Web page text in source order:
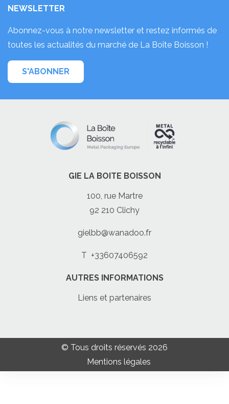
NEWSLETTER
Abonnez-vous à notre newsletter et restez informés de
toutes les actualités du marché de La Boîte Boisson !
S'ABONNER
GIE LA BOITE BOISSON
100, rue Martre
92 210 Clichy
gielbb@wanadoo.fr
T +33607406592
AUTRES INFORMATIONS
Liens et partenaires
© Tous droits réservés 2026
Mentions légales